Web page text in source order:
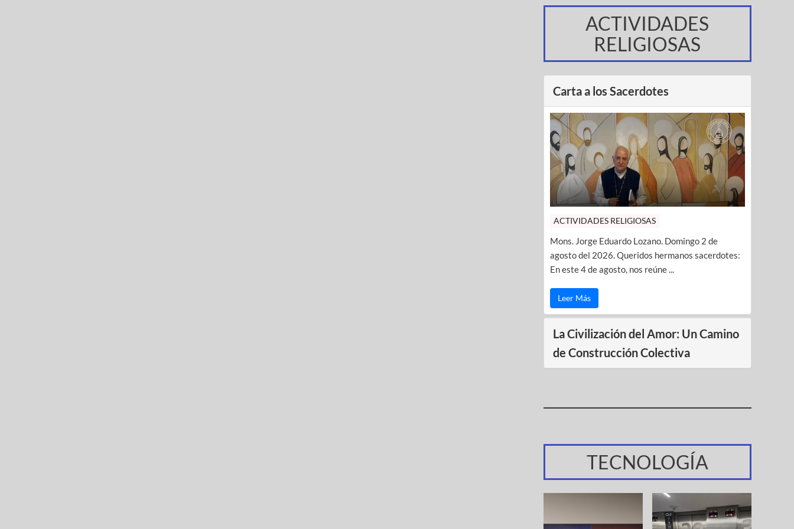
ACTIVIDADES
RELIGIOSAS
Carta a los Sacerdotes
ACTIVIDADES RELIGIOSAS
Mons. Jorge Eduardo Lozano. Domingo 2 de
agosto del 2026. Queridos hermanos sacerdotes:
En este 4 de agosto, nos reúne ...
Leer Más
La Civilización del Amor: Un Camino
de Construcción Colectiva
TECNOLOGÍA